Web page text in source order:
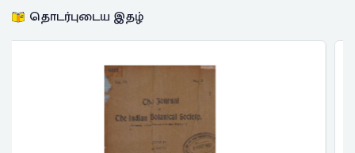
தொடர்புடைய இதழ்